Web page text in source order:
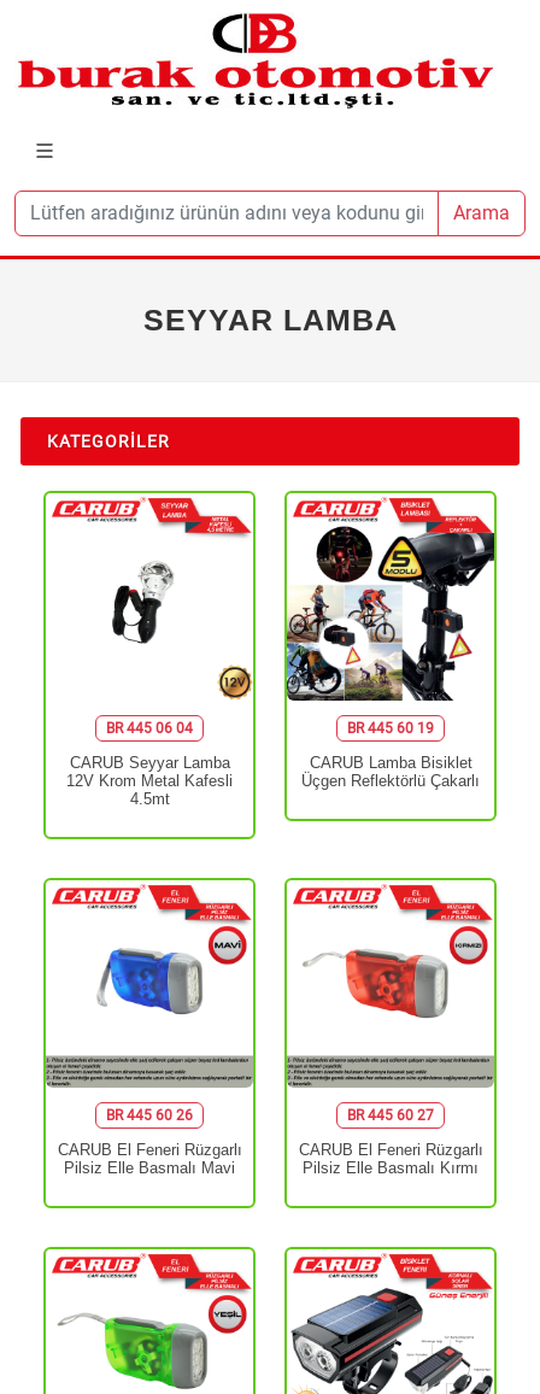
Arama
SEYYAR LAMBA
KATEGORILER
BR 445 06 04
CARUB Seyyar Lamba
12V Krom Metal Kafesli
4.5mt
BR 445 60 19
CARUB Lamba Bisiklet
Üçgen Reflektörlü Çakarlı
BR 445 60 26
CARUB El Feneri Rüzgarlı
Pilsiz Elle Basmalı Mavi
BR 445 60 27
CARUB El Feneri Rüzgarlı
Pilsiz Elle Basmalı Kırmı